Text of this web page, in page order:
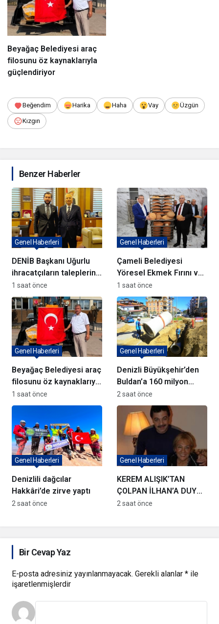
Beyağaç Belediyesi araç
filosunu öz kaynaklarıyla
güçlendiriyor
Beğendim Harika Haha Vay Üzgün
Kızgın
Benzer Haberler
DENİB Başkanı Uğurlu
ihracatçıların taleplerini
Bakan Yardımcısı Ağar’a
aktardı
Genel Haberleri
1 saat önce
Çameli Belediyesi
Yöresel Ekmek Fırını ve
yatırımlar açıldı
Genel Haberleri
1 saat önce
Beyağaç Belediyesi araç
filosunu öz kaynaklarıyla
güçlendiriyor
Genel Haberleri
1 saat önce
Denizli Büyükşehir’den
Buldan’a 160 milyon
TL’lik dev yatırım
hamlesi
Genel Haberleri
2 saat önce
Denizlili dağcılar
Hakkâri’de zirve yaptı
Genel Haberleri
2 saat önce
KEREM ALIŞIK’TAN
ÇOLPAN İLHAN’A DUYGU
YÜKLÜ ŞİİR
Genel Haberleri
2 saat önce
Bir Cevap Yaz
E-posta adresiniz yayınlanmayacak. Gerekli alanlar * ile
işaretlenmişlerdir